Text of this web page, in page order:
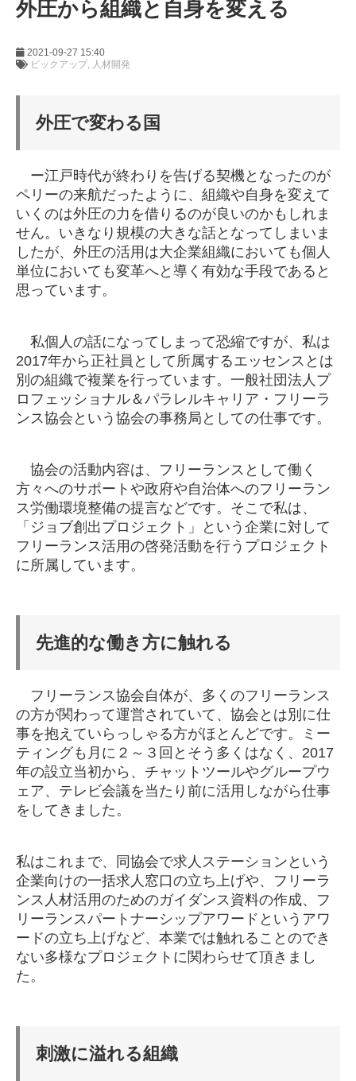
外圧から組織と自身を変える
2021-09-27 15:40
ピックアップ 人材開発
外圧で変わる国
ー江戸時代が終わりを告げる契機となったのが
ペリーの来航だったように、組織や自身を変えて
いくのは外圧の力を借りるのが良いのかもしれま
せん。いきなり規模の大きな話となってしまいま
したが、外圧の活用は大企業組織においても個人
単位においても変革へと導く有効な手段であると
思っています。
私個人の話になってしまって恐縮ですが、私は
2017年から正社員として所属するエッセンスとは
別の組織で複業を行っています。一般社団法人プ
ロフェッショナル＆パラレルキャリア・フリーラ
ンス協会という協会の事務局としての仕事です。
協会の活動内容は、フリーランスとして働く
方々へのサポートや政府や自治体へのフリーラン
ス労働環境整備の提言などです。そこで私は、
「ジョブ創出プロジェクト」という企業に対して
フリーランス活用の啓発活動を行うプロジェクト
に所属しています。
先進的な働き方に触れる
フリーランス協会自体が、多くのフリーランス
の方が関わって運営されていて、協会とは別に仕
事を抱えていらっしゃる方がほとんどです。ミー
ティングも月に２～３回とそう多くはなく、2017
年の設立当初から、チャットツールやグループウ
ェア、テレビ会議を当たり前に活用しながら仕事
をしてきました。
私はこれまで、同協会で求人ステーションという
企業向けの一括求人窓口の立ち上げや、フリーラ
ンス人材活用のためのガイダンス資料の作成、フ
リーランスパートナーシップアワードというアワ
ードの立ち上げなど、本業では触れることのでき
ない多様なプロジェクトに関わらせて頂きまし
た。
刺激に溢れる組織